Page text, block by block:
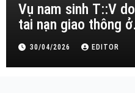
Vụ nam sinh T::V do
tai nạn giao thông ở
Đắk Lắk
30/04/2026 EDITOR